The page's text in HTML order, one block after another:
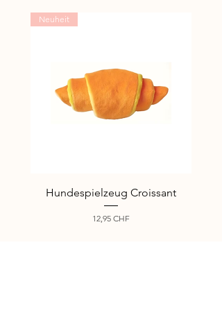
Neuheit
Hundespielzeug Croissant
Preis
12,95 CHF